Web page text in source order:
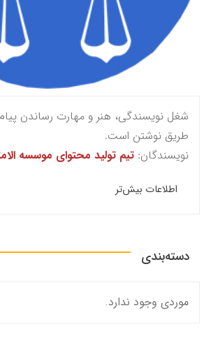
شغل نویسندگی، هنر و مهارت رساندن
طریق نوشتن است.
نویسندگان: تیم تولید محتوای موسسه
اطلاعات بیش‌تر
دسته‌بندی
موردی وجود ندارد.